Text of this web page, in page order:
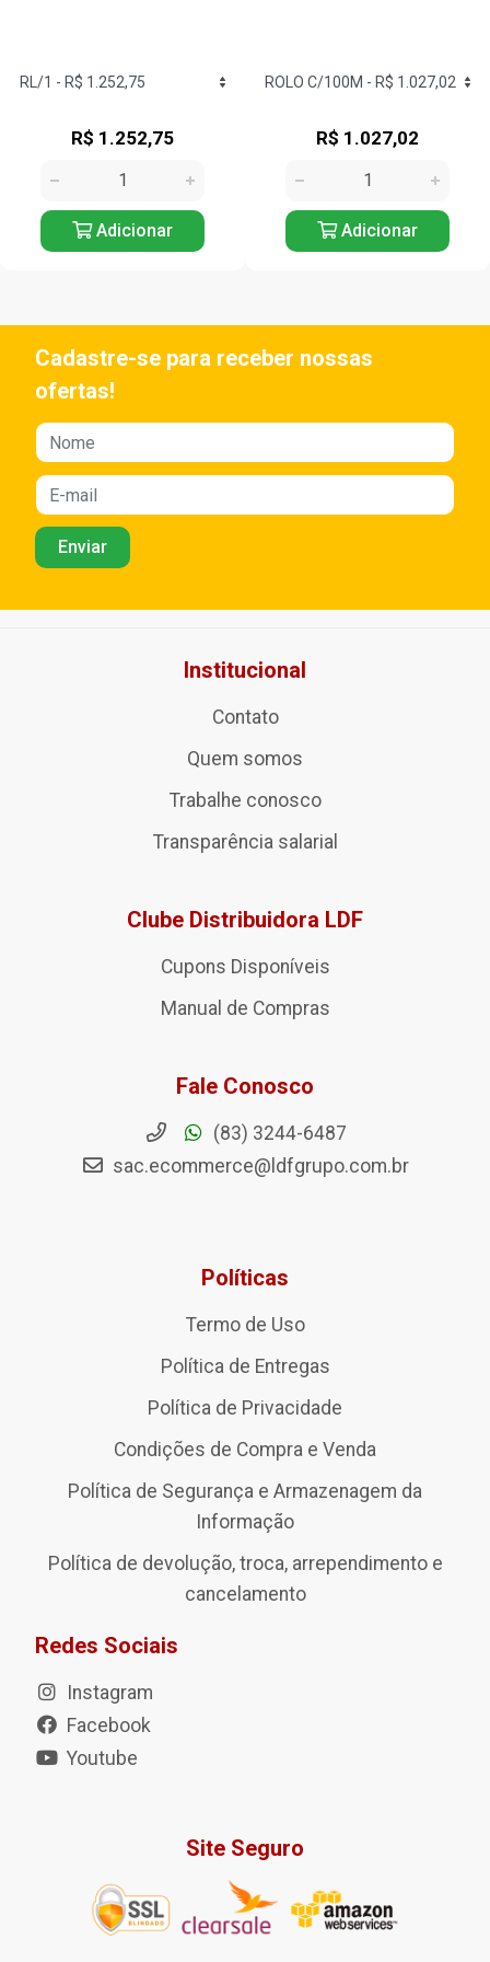
R$ 1.252,75
Adicionar
R$ 1.027,02
Adicionar
Cadastre-se para receber nossas
ofertas!
Institucional
Contato
Quem somos
Trabalhe conosco
Transparência salarial
Clube Distribuidora LDF
Cupons Disponíveis
Manual de Compras
Fale Conosco
(83) 3244-6487
sac.ecommerce@ldfgrupo.com.br
Políticas
Termo de Uso
Política de Entregas
Política de Privacidade
Condições de Compra e Venda
Política de Segurança e Armazenagem da
Informação
Política de devolução, troca, arrependimento e
cancelamento
Redes Sociais
Instagram
Facebook
Youtube
Site Seguro